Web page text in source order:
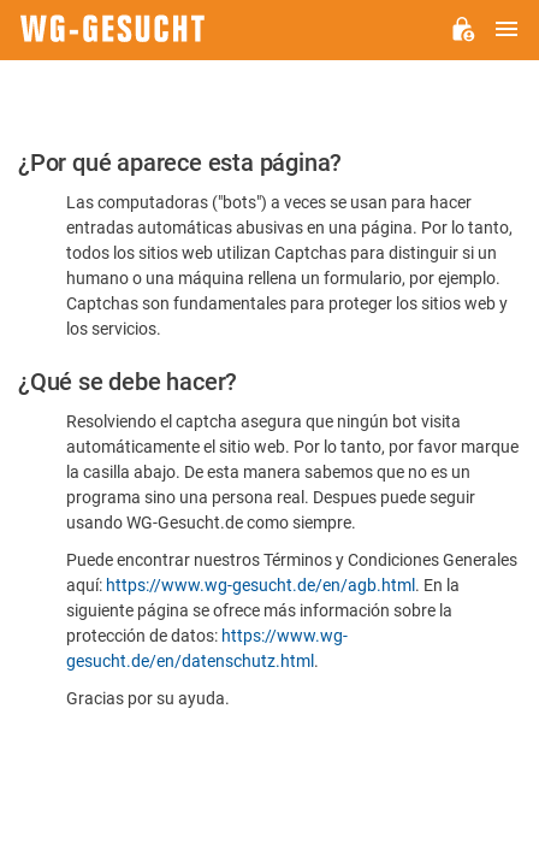
Por
favor,
confirme
humano
¿Por qué aparece esta página?
Las computadoras ("bots") a veces se usan para hacer
entradas automáticas abusivas en una página. Por lo tanto,
todos los sitios web utilizan Captchas para distinguir si un
humano o una máquina rellena un formulario, por ejemplo.
Captchas son fundamentales para proteger los sitios web y
los servicios.
¿Qué se debe hacer?
Resolviendo el captcha asegura que ningún bot visita
automáticamente el sitio web. Por lo tanto, por favor marque
la casilla abajo. De esta manera sabemos que no es un
programa sino una persona real. Despues puede seguir
usando WG-Gesucht.de como siempre.
Puede encontrar nuestros Términos y Condiciones Generales
aquí: https://www.wg-gesucht.de/en/agb.html . En la
siguiente página se ofrece más información sobre la
protección de datos: https://www.wg-
gesucht.de/en/datenschutz.html .
Gracias por su ayuda.